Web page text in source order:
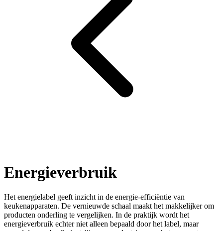
Energieverbruik
Het energielabel geeft inzicht in de energie-efficiëntie van
keukenapparaten. De vernieuwde schaal maakt het makkelijker om
producten onderling te vergelijken. In de praktijk wordt het
energieverbruik echter niet alleen bepaald door het label, maar